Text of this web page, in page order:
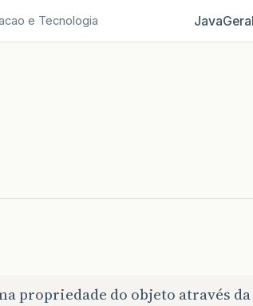
e Tecnologia JavaGeral
propriedade do objeto através